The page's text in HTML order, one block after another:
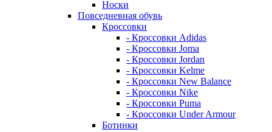
Носки
Повседневная обувь
Кроссовки
- Кроссовки Adidas
- Кроссовки Joma
- Кроссовки Jordan
- Кроссовки Kelme
- Кроссовки New Balance
- Кроссовки Nike
- Кроссовки Puma
- Кроссовки Under Armour
Ботинки